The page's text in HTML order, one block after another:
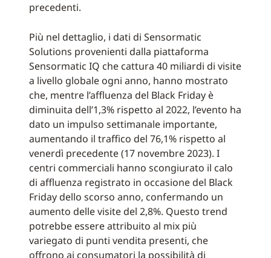
precedenti.
Più nel dettaglio, i dati di Sensormatic
Solutions provenienti dalla piattaforma
Sensormatic IQ che cattura 40 miliardi di visite
a livello globale ogni anno, hanno mostrato
che, mentre l’affluenza del Black Friday è
diminuita dell’1,3% rispetto al 2022, l’evento ha
dato un impulso settimanale importante,
aumentando il traffico del 76,1% rispetto al
venerdì precedente (17 novembre 2023). I
centri commerciali hanno scongiurato il calo
di affluenza registrato in occasione del Black
Friday dello scorso anno, confermando un
aumento delle visite del 2,8%. Questo trend
potrebbe essere attribuito al mix più
variegato di punti vendita presenti, che
offrono ai consumatori la possibilità di